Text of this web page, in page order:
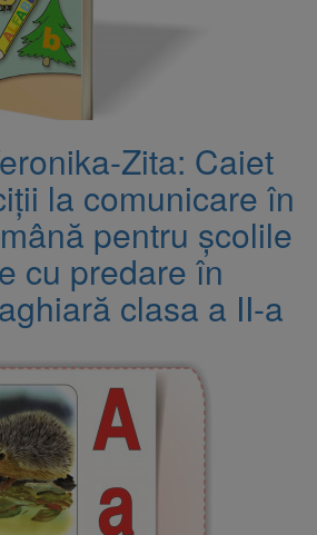
Zita: Caiet
la comunicare în
pentru școlile
cu predare în
clasa a II-a